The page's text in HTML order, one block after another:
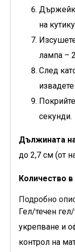
на
лампа –
След
секунди.
Дължината
до 2,7 см (от
Количество
Подробно
Гел/течен
укрепване и
контрол на